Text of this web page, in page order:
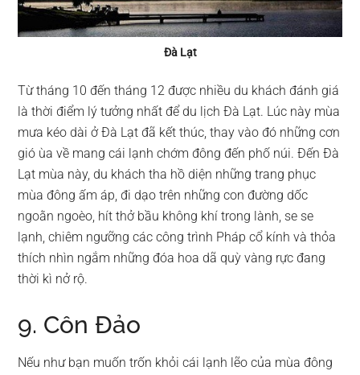
Đà Lạt
Từ tháng 10 đến tháng 12 được nhiều du khách đánh giá
là thời điểm lý tưởng nhất để du lịch Đà Lạt. Lúc này mùa
mưa kéo dài ở Đà Lạt đã kết thúc, thay vào đó những cơn
gió ùa về mang cái lạnh chớm đông đến phố núi. Đến Đà
Lạt mùa này, du khách tha hồ diện những trang phục
mùa đông ấm áp, đi dạo trên những con đường dốc
ngoằn ngoèo, hít thở bầu không khí trong lành, se se
lạnh, chiêm ngưỡng các công trình Pháp cổ kính và thỏa
thích nhìn ngắm những đóa hoa dã quỳ vàng rực đang
thời kì nở rộ.
9. Côn Đảo
Nếu như bạn muốn trốn khỏi cái lạnh lẽo của mùa đông